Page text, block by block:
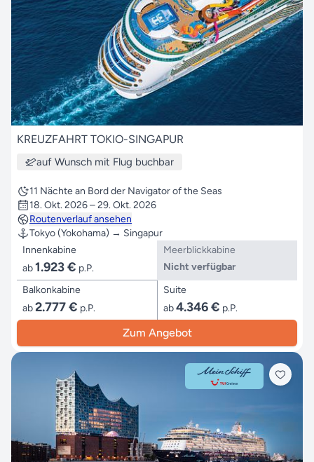
KREUZFAHRT TOKIO-SINGAPUR
auf Wunsch mit Flug buchbar
11 Nächte an Bord der Navigator of the Seas
18. Okt. 2026 – 29. Okt. 2026
Routenverlauf ansehen
Tokyo (Yokohama) → Singapur
Innenkabine
ab1.923 € p.P.
Meerblickkabine
Nicht verfügbar
Balkonkabine
ab2.777 € p.P.
Suite
ab4.346 € p.P.
Zum Angebot